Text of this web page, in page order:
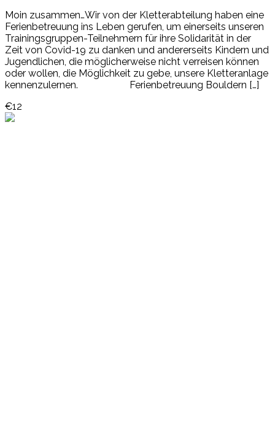
Moin zusammen…Wir von der Kletterabteilung haben eine
Ferienbetreuung ins Leben gerufen, um einerseits unseren
Trainingsgruppen-Teilnehmern für ihre Solidarität in der
Zeit von Covid-19 zu danken und andererseits Kindern und
Jugendlichen, die möglicherweise nicht verreisen können
oder wollen, die Möglichkeit zu gebe, unsere Kletteranlage
kennenzulernen. Ferienbetreuung Bouldern […]
€12